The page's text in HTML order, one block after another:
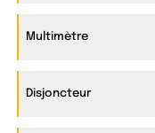
Multimètre
Disjoncteur